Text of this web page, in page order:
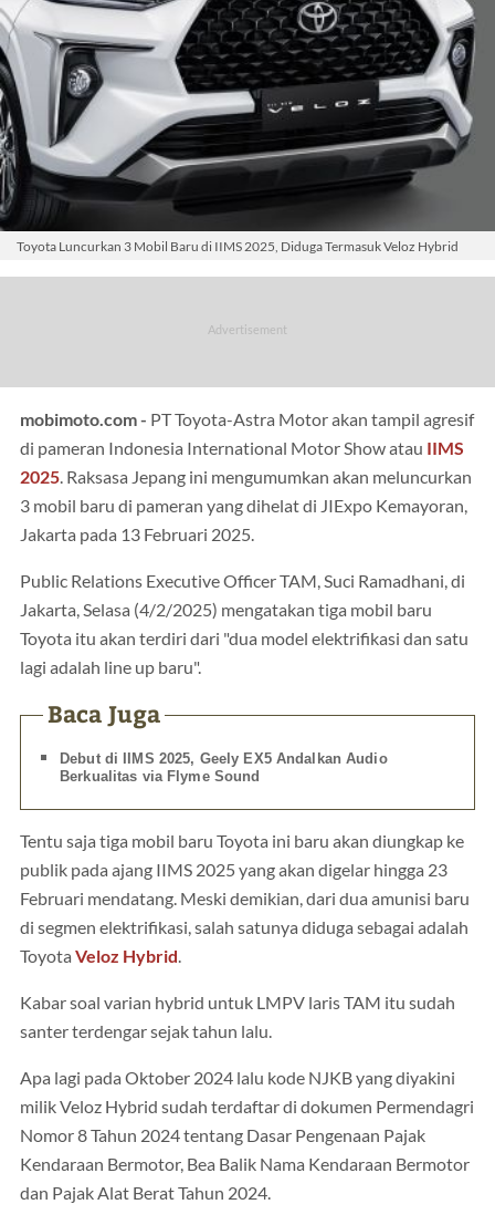
Toyota Luncurkan 3 Mobil Baru di IIMS 2025, Diduga Termasuk Veloz Hybrid
mobimoto.com - PT Toyota-Astra Motor akan tampil agresif
di pameran Indonesia International Motor Show atau IIMS
2025. Raksasa Jepang ini mengumumkan akan meluncurkan
3 mobil baru di pameran yang dihelat di JIExpo Kemayoran,
Jakarta pada 13 Februari 2025.
Public Relations Executive Officer TAM, Suci Ramadhani, di
Jakarta, Selasa (4/2/2025) mengatakan tiga mobil baru
Toyota itu akan terdiri dari "dua model elektrifikasi dan satu
lagi adalah line up baru".
Baca Juga
Debut di IIMS 2025, Geely EX5 Andalkan Audio
Berkualitas via Flyme Sound
Tentu saja tiga mobil baru Toyota ini baru akan diungkap ke
publik pada ajang IIMS 2025 yang akan digelar hingga 23
Februari mendatang. Meski demikian, dari dua amunisi baru
di segmen elektrifikasi, salah satunya diduga sebagai adalah
Toyota Veloz Hybrid.
Kabar soal varian hybrid untuk LMPV laris TAM itu sudah
santer terdengar sejak tahun lalu.
Apa lagi pada Oktober 2024 lalu kode NJKB yang diyakini
milik Veloz Hybrid sudah terdaftar di dokumen Permendagri
Nomor 8 Tahun 2024 tentang Dasar Pengenaan Pajak
Kendaraan Bermotor, Bea Balik Nama Kendaraan Bermotor
dan Pajak Alat Berat Tahun 2024.